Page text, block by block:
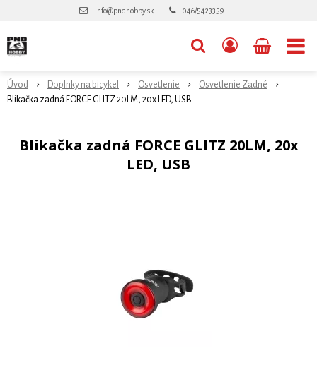
info@pndhobby.sk 046/5423359
Úvod Doplnky na bicykel Osvetlenie
Osvetlenie Zadné
Blikačka zadná FORCE GLITZ 20LM, 20x LED, USB
Blikačka zadná FORCE GLITZ 20LM, 20x
LED, USB